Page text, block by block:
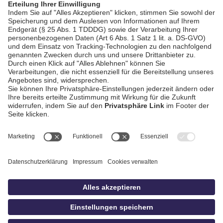
AGB / Gewinnspiele
Datenschutz
Impressum
idowa.de
Privatsphäre